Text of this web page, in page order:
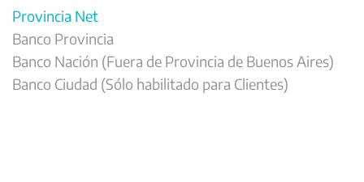
Provincia Net
Banco Provincia
Banco Nación (Fuera de Provincia de Buenos Aires)
Banco Ciudad (Sólo habilitado para Clientes)